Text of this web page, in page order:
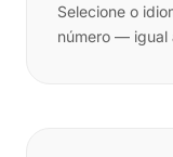
Selecione o
número — igual